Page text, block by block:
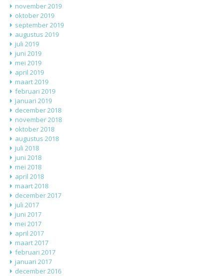
november 2019
oktober 2019
september 2019
augustus 2019
juli 2019
juni 2019
mei 2019
april 2019
maart 2019
februari 2019
januari 2019
december 2018
november 2018
oktober 2018
augustus 2018
juli 2018
juni 2018
mei 2018
april 2018
maart 2018
december 2017
juli 2017
juni 2017
mei 2017
april 2017
maart 2017
februari 2017
januari 2017
december 2016